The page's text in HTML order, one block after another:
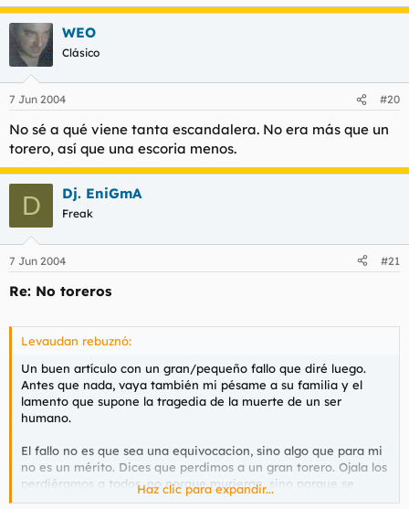
WEO
Clásico
7 Jun 2004 #20
No sé a qué viene tanta escandalera. No era más que un
torero, así que una escoria menos.
D Dj. EniGmA
Freak
7 Jun 2004 #21
Re: No toreros
Levaudan rebuznó:
Un buen artículo con un gran/pequeño fallo que diré luego.
Antes que nada, vaya también mi pésame a su familia y el
lamento que supone la tragedia de la muerte de un ser
humano.
El fallo no es que sea una equivocacion, sino algo que para mi
no es un mérito. Dices que perdimos a un gran torero. Ojala los
perdiéramos a todos, no porque murieran, sino porque se
prohibiera la tauromaquia.
Haz clic para expandir...